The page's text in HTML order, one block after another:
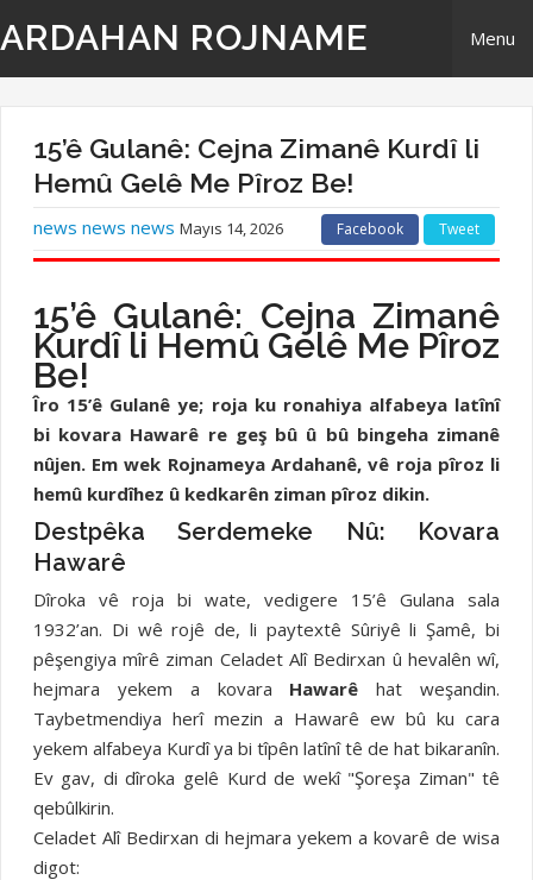
ARDAHAN ROJNAME Menu
Derbarê Me
TR | Tirki - Türkçe
EN | English- ingilizi
Têkilî
15’ê Gulanê: Cejna Zimanê Kurdî li
Hemû Gelê Me Pîroz Be!
news news news Mayıs 14, 2026 Facebook Tweet
15’ê Gulanê: Cejna Zimanê
Kurdî li Hemû Gelê Me Pîroz
Be!
Îro 15’ê Gulanê ye; roja ku ronahiya alfabeya latînî
bi kovara Hawarê re geş bû û bû bingeha zimanê
nûjen. Em wek Rojnameya Ardahanê, vê roja pîroz li
hemû kurdîhez û kedkarên ziman pîroz dikin.
Destpêka Serdemeke Nû: Kovara
Hawarê
Dîroka vê roja bi wate, vedigere 15’ê Gulana sala
1932’an. Di wê rojê de, li paytextê Sûriyê li Şamê, bi
pêşengiya mîrê ziman Celadet Alî Bedirxan û hevalên wî,
hejmara yekem a kovara Hawarê hat weşandin.
Taybetmendiya herî mezin a Hawarê ew bû ku cara
yekem alfabeya Kurdî ya bi tîpên latînî tê de hat bikaranîn.
Ev gav, di dîroka gelê Kurd de wekî "Şoreşa Ziman" tê
qebûlkirin.
Celadet Alî Bedirxan di hejmara yekem a kovarê de wisa
digot: